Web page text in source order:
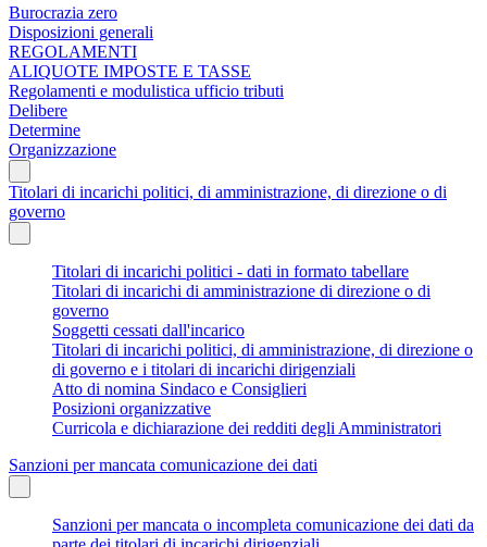
Burocrazia zero
Disposizioni generali
REGOLAMENTI
ALIQUOTE IMPOSTE E TASSE
Regolamenti e modulistica ufficio tributi
Delibere
Determine
Organizzazione
Titolari di incarichi politici, di amministrazione, di direzione o di
governo
Titolari di incarichi politici - dati in formato tabellare
Titolari di incarichi di amministrazione di direzione o di
governo
Soggetti cessati dall'incarico
Titolari di incarichi politici, di amministrazione, di direzione o
di governo e i titolari di incarichi dirigenziali
Atto di nomina Sindaco e Consiglieri
Posizioni organizzative
Curricola e dichiarazione dei redditi degli Amministratori
Sanzioni per mancata comunicazione dei dati
Sanzioni per mancata o incompleta comunicazione dei dati da